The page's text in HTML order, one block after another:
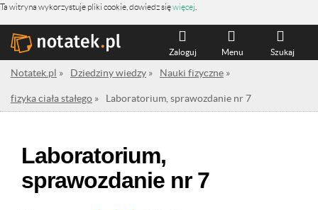
Ta witryna wykorzystuje pliki cookie, dowiedz sięwięcej
Szukaj
Menu
Zaloguj
Notatek.pl » Dziedziny wiedzy » Nauki fizyczne »
fizyka ciała stałego » Laboratorium, sprawozdanie nr 7
Laboratorium,
sprawozdanie nr 7